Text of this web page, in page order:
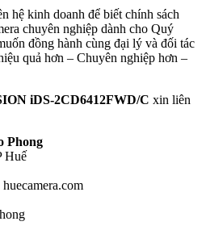
hệ kinh doanh để biết chính sách
chuyên nghiệp dành cho Quý
đồng hành cùng đại lý và đối tác
quả hơn – Chuyên nghiệp hơn –
iDS-2CD6412FWD/C xin liên
Phong
Huế